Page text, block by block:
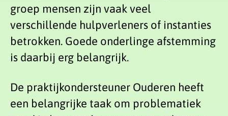
groep mensen zijn vaak veel
verschillende hulpverleners of instanties
betrokken. Goede onderlinge afstemming
is daarbij erg belangrijk.
De praktijkondersteuner Ouderen heeft
een belangrijke taak om problematiek